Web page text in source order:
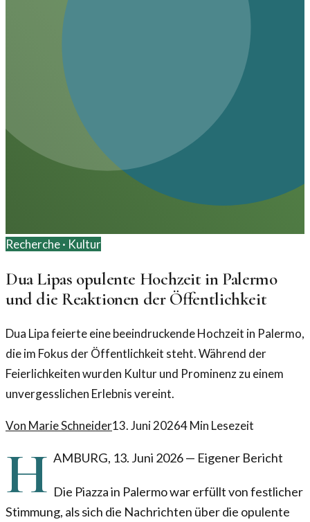
Recherche · Kultur
Dua Lipas opulente Hochzeit in Palermo
und die Reaktionen der Öffentlichkeit
Dua Lipa feierte eine beeindruckende Hochzeit in Palermo,
die im Fokus der Öffentlichkeit steht. Während der
Feierlichkeiten wurden Kultur und Prominenz zu einem
unvergesslichen Erlebnis vereint.
Von Marie Schneider13. Juni 20264Min Lesezeit
H AMBURG, 13. Juni 2026— Eigener Bericht
Die Piazza in Palermo war erfüllt von festlicher
Stimmung, als sich die Nachrichten über die opulente